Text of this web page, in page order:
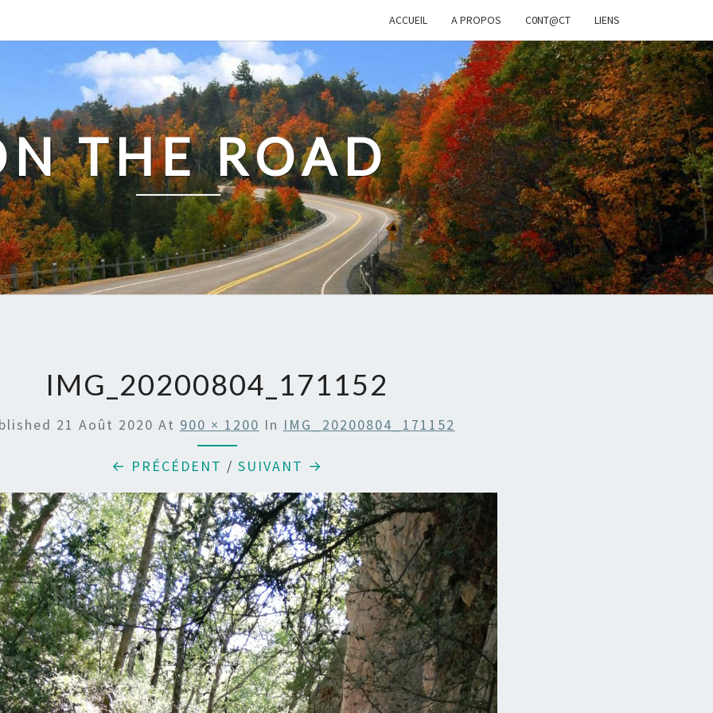
ACCUEIL A PROPOS C0NT@CT LIENS
THE ROAD
IMG_20200804_171152
21 Août 2020 At 900 × 1200 In IMG_20200804_171152
← PRÉCÉDENT / SUIVANT →